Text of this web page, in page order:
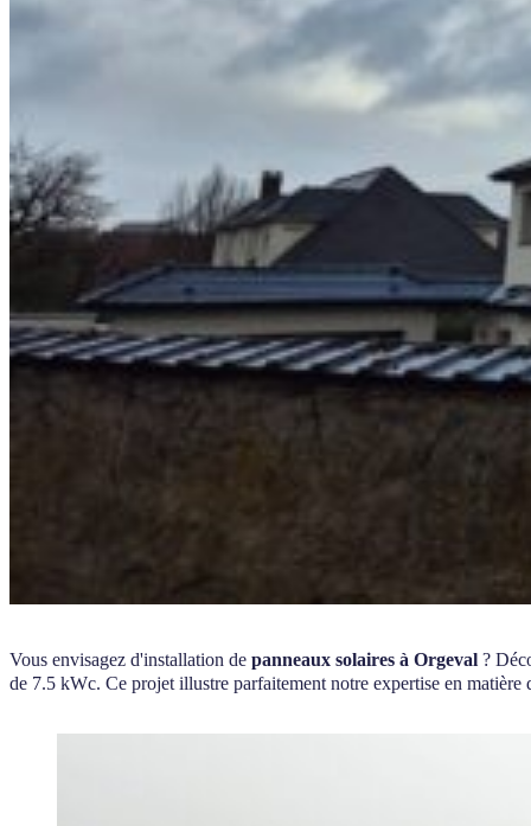
Vous envisagez d'installation de panneaux solaires à Orgeval ?
de 7.5 kWc. Ce projet illustre parfaitement notre expertise en matière